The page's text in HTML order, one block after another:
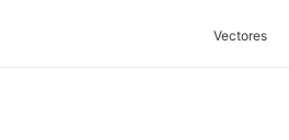
Vectores